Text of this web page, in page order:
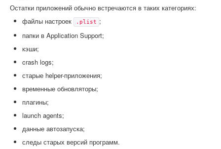
Остатки приложений обычно встречаются в таких категориях:
файлы настроек
.plist ;
папки в Application Support;
кэши;
crash logs;
старые helper-приложения;
временные обновляторы;
плагины;
launch agents;
данные автозапуска;
следы старых версий программ.